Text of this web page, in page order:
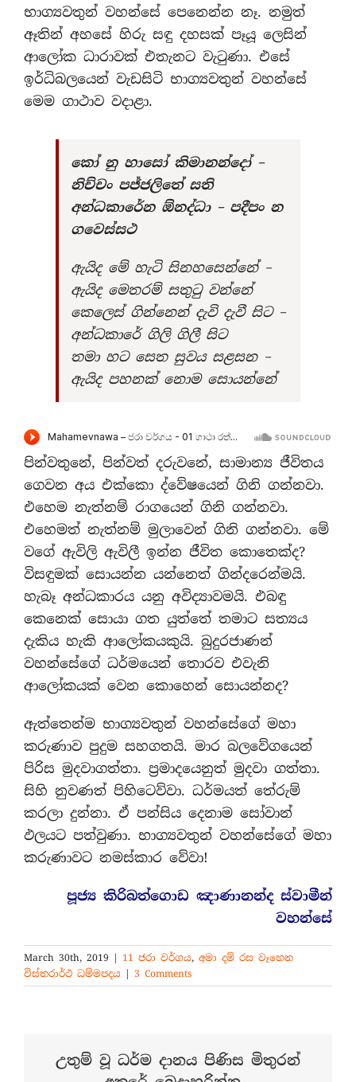
භාග්‍යවතුන් වහන්සේ පෙනෙන්න නෑ. නමුත්
ඈතින් අහසේ හිරු සඳු දහසක් පෑයූ ලෙසින්
ආලෝක ධාරාවක් එතැනට වැටුණා. එසේ
ඉර්ධිබලයෙන් වැඩසිටි භාග්‍යවතුන් වහන්සේ
මෙම ගාථාව වදාළා.
කෝ නු හාසෝ කිමානන්දෝ –
නිච්චං පජ්ජලිතේ සති
අන්ධකාරේන ඕනද්ධා – පදීපං න
ගවෙස්සථ
ඇයිද මේ හැටි සිනහසෙන්නේ –
ඇයිද මෙතරම් සතුටු වන්නේ
කෙලෙස් ගින්නෙන් දැවි දැවී සිට –
අන්ධකාරේ ගිලි ගිලී සිට
තමා හට සෙත සුවය සළසන –
ඇයිද පහනක් නොම සොයන්නේ
පින්වතුනේ, පින්වත් දරුවනේ, සාමාන්‍ය ජීවිතය
ගෙවන අය එක්කො ද්වේෂයෙන් ගිනි ගන්නවා.
එහෙම නැත්නම් රාගයෙන් ගිනි ගන්නවා.
එහෙමත් නැත්නම් මුලාවෙන් ගිනි ගන්නවා. මේ
වගේ ඇවිලි ඇවිලී ඉන්න ජීවිත කොතෙක්ද?
විසඳුමක් සොයන්න යන්නෙත් ගින්දරෙන්මයි.
හැබෑ අන්ධකාරය යනු අවිද්‍යාවමයි. එබඳු
කෙනෙක් සොයා ගත යුත්තේ තමාට සත්‍යය
දැකිය හැකි ආලෝකයකුයි. බුදුරජාණන්
වහන්සේගේ ධර්මයෙන් තොරව එවැනි
ආලෝකයක් වෙන කොහෙන් සොයන්නද?
ඇත්තෙන්ම භාග්‍යවතුන් වහන්සේගේ මහා
කරුණාව පුදුම සහගතයි. මාර බලවේගයෙන්
පිරිස මුදවාගත්තා. ප්‍රමාදයෙනුත් මුදවා ගත්තා.
සිහි නුවණත් පිහිටෙව්වා. ධර්මයත් තේරුම්
කරලා දුන්නා. ඒ පන්සිය දෙනාම සෝවාන්
ඵලයට පත්වුණා. භාග්‍යවතුන් වහන්සේගේ මහා
කරුණාවට නමස්කාර වේවා!
පූජ්‍ය කිරිබත්ගොඩ ඤාණානන්ද ස්වාමීන්
වහන්සේ
March 30th, 2019 | 11 ජරා වර්ගය, අමා දම් රස වෑහෙන
විස්තරාර්ථ ධම්මපදය | 3 Comments
උතුම් වූ ධර්ම දානය පිණිස මිතුරන්